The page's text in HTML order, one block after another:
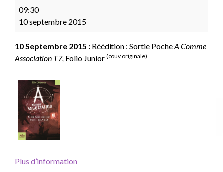
Rééd.
Sortie
Comme
Folio
Junior
(couv
originale)
09:30
10 septembre 2015
10 Septembre 2015 : Réédition : Sortie PocheA Comme
Association T7, Folio Junior (couv originale)
Plus d’information